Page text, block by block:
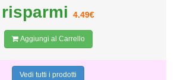
risparmi
4.49€
Aggiungi al Carrello
Vedi tutti i prodotti